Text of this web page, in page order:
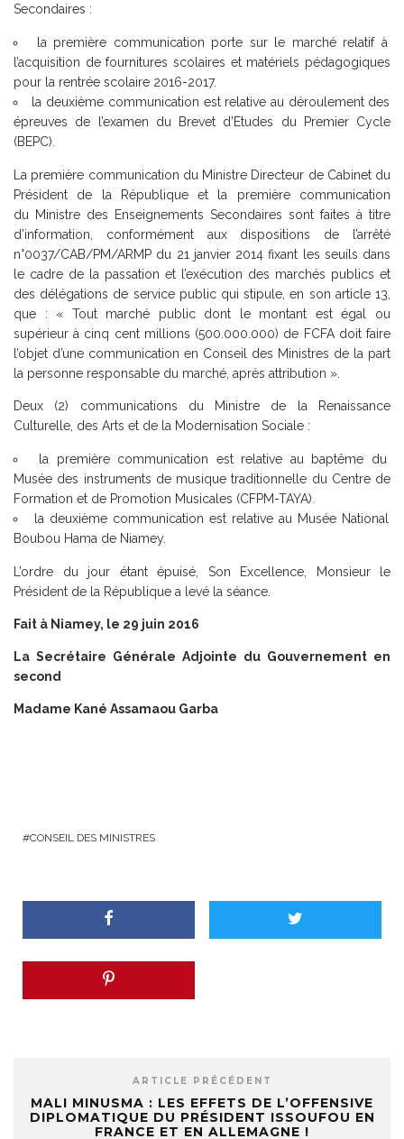
Secondaires :
la première communication porte sur le marché relatif à
l’acquisition de fournitures scolaires et matériels pédagogiques
pour la rentrée scolaire 2016-2017.
la deuxième communication est relative au déroulement des
épreuves de l’examen du Brevet d’Etudes du Premier Cycle
(BEPC).
La première communication du Ministre Directeur de Cabinet du
Président de la République et la première communication
du Ministre des Enseignements Secondaires sont faites à titre
d’information, conformément aux dispositions de l’arrêté
n°0037/CAB/PM/ARMP du 21 janvier 2014 fixant les seuils dans
le cadre de la passation et l’exécution des marchés publics et
des délégations de service public qui stipule, en son article 13,
que : « Tout marché public dont le montant est égal ou
supérieur à cinq cent millions (500.000.000) de FCFA doit faire
l’objet d’une communication en Conseil des Ministres de la part
la personne responsable du marché, après attribution ».
Deux (2) communications du Ministre de la Renaissance
Culturelle, des Arts et de la Modernisation Sociale :
la première communication est relative au baptême du
Musée des instruments de musique traditionnelle du Centre de
Formation et de Promotion Musicales (CFPM-TAYA).
la deuxième communication est relative au Musée National
Boubou Hama de Niamey.
L’ordre du jour étant épuisé, Son Excellence, Monsieur le
Président de la République a levé la séance.
Fait à Niamey, le 29 juin 2016
La Secrétaire Générale Adjointe du Gouvernement en
second
Madame Kané Assamaou Garba
CONSEIL DES MINISTRES
ARTICLE PRÉCÉDENT
MALI MINUSMA : LES EFFETS DE L’OFFENSIVE
DIPLOMATIQUE DU PRÉSIDENT ISSOUFOU EN
FRANCE ET EN ALLEMAGNE !